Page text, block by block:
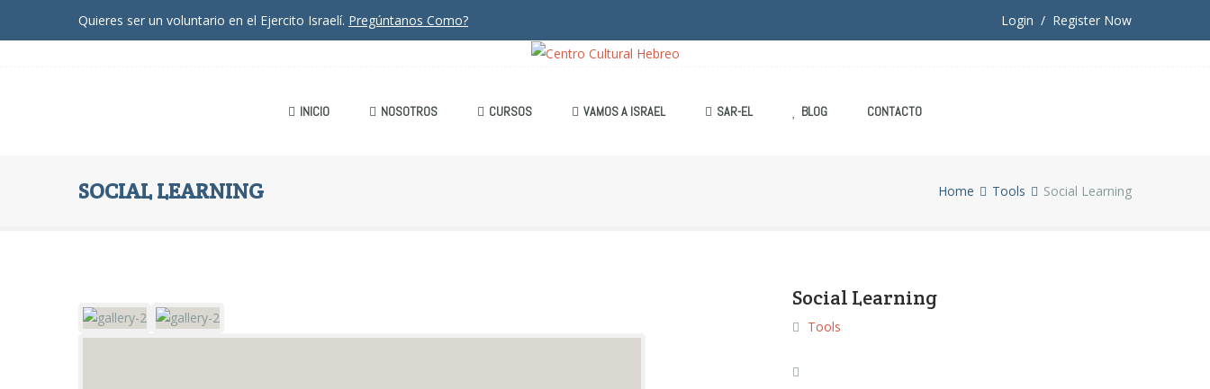
Quieres ser un voluntario en el Ejercito Israelí. Pregúntanos Como? Login / Register Now
INICIO NOSOTROS CURSOS VAMOS A ISRAEL SAR-EL BLOG CONTACTO
SOCIAL LEARNING Home Tools Social Learning
Social Learning
Tools